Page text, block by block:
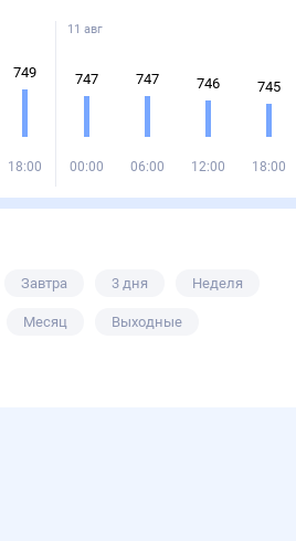
749
18:00
11 авг
747
00:00
747
06:00
746
12:00
745
18:00
Завтра 3 дня Неделя
Месяц Выходные